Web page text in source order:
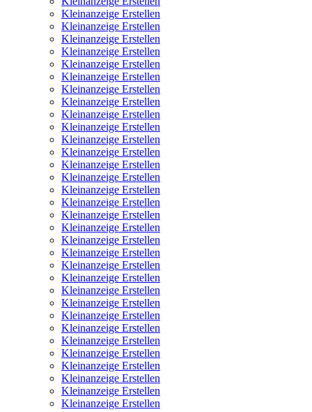
Kleinanzeige Erstellen
Kleinanzeige Erstellen
Kleinanzeige Erstellen
Kleinanzeige Erstellen
Kleinanzeige Erstellen
Kleinanzeige Erstellen
Kleinanzeige Erstellen
Kleinanzeige Erstellen
Kleinanzeige Erstellen
Kleinanzeige Erstellen
Kleinanzeige Erstellen
Kleinanzeige Erstellen
Kleinanzeige Erstellen
Kleinanzeige Erstellen
Kleinanzeige Erstellen
Kleinanzeige Erstellen
Kleinanzeige Erstellen
Kleinanzeige Erstellen
Kleinanzeige Erstellen
Kleinanzeige Erstellen
Kleinanzeige Erstellen
Kleinanzeige Erstellen
Kleinanzeige Erstellen
Kleinanzeige Erstellen
Kleinanzeige Erstellen
Kleinanzeige Erstellen
Kleinanzeige Erstellen
Kleinanzeige Erstellen
Kleinanzeige Erstellen
Kleinanzeige Erstellen
Kleinanzeige Erstellen
Kleinanzeige Erstellen